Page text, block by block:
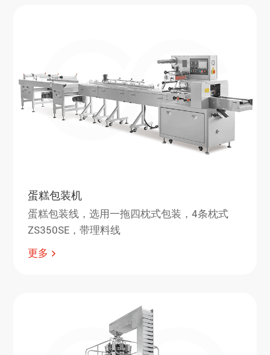
蛋糕包装机
蛋糕包装线，选用一拖四枕式包装，4条枕式
ZS350SE，带理料线
更多